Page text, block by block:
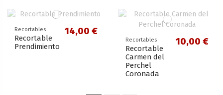
Recortables
Recortable
Prendimiento
14,00 €
Recortables
Recortable
Carmen del
Perchel
Coronada
10,00 €